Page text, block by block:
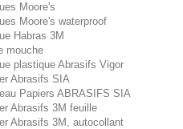
Moore's
Moore's waterproof
Habras 3M
mouche
plastique Abrasifs Vigor
Abrasifs SIA
Papiers ABRASIFS SIA
Abrasifs 3M feuille
Abrasifs 3M, autocollant